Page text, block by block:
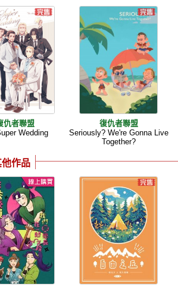
仇者聯盟
Wedding
復仇者聯盟
Seriously? We're Gonna Live
Together?
他作品